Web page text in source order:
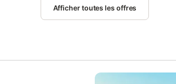
wc à part, cuisineAfficher toutes les offres